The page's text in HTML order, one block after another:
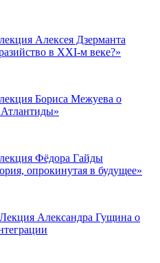
Алексея Дзерманта
в XXI-м веке?»
Бориса Межуева о
Фёдора Гайды
опрокинутая в будущее»
Александра Гущина о